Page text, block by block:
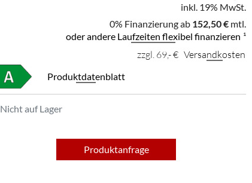
inkl. 19% MwSt.
0% Finanzierung ab 152,50 € mtl.
oder andere Laufzeiten flexibel finanzieren ¹
zzgl. 69,- € Versandkosten
Produktdatenblatt
Nicht auf Lager
Produktanfrage